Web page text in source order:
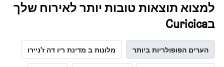
למצוא תוצאות טובות יותר לאירוח שלך
בCuricica
הערים הפופולריות ביותר מלונות ב מדינת ריו דה ז'ניירו